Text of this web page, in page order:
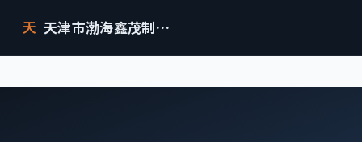
天 天津市渤海鑫茂制药设备有限公司